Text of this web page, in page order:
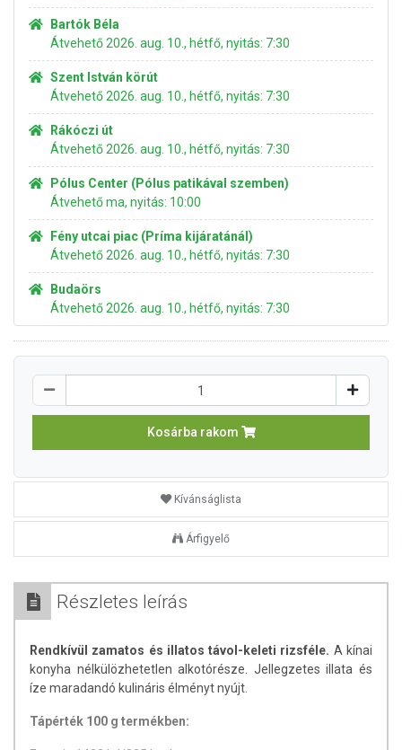
Bartók Béla
Átvehető 2026. aug. 10., hétfő, nyitás: 7:30
Szent István körút
Átvehető 2026. aug. 10., hétfő, nyitás: 7:30
Rákóczi út
Átvehető 2026. aug. 10., hétfő, nyitás: 7:30
Pólus Center (Pólus patikával szemben)
Átvehető ma, nyitás: 10:00
Fény utcai piac (Príma kijáratánál)
Átvehető 2026. aug. 10., hétfő, nyitás: 7:30
Budaörs
Átvehető 2026. aug. 10., hétfő, nyitás: 7:30
Kosárba rakom
Kívánságlista
Árfigyelő
Részletes leírás
Rendkívül zamatos és illatos távol-keleti rizsféle. A kínai
konyha nélkülözhetetlen alkotórésze. Jellegzetes illata és
íze maradandó kulináris élményt nyújt.
Tápérték 100 g termékben: